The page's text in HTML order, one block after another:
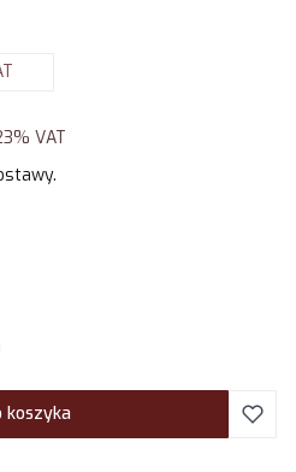
VAT
VAT
koszyka